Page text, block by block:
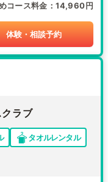
コース料金 14,960円
体験・相談予約
ラブ
タオルレンタル